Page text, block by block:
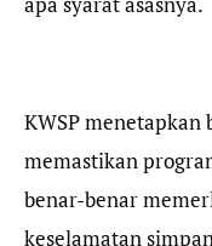
KWSP menetapkan
memastikan
benar-benar
keselamatan